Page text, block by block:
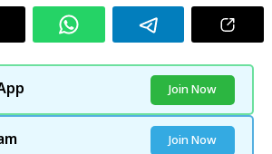
Join Now
Join Now